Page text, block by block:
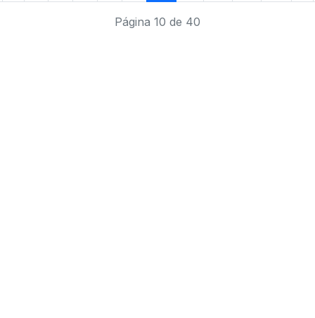
Página 10 de 40